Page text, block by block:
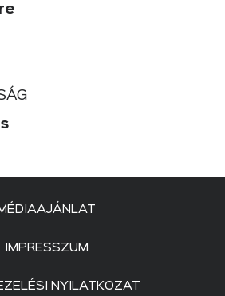
IMPRESSZUM
NYILATKOZAT